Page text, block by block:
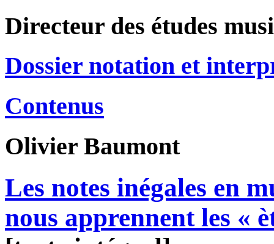
Directeur des études
Dossier notation et
Contenus
Olivier Baumont
Les notes inégales en
nous apprennent les «